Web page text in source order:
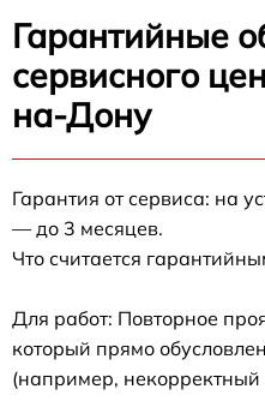
Гарантийные
сервисного
на-Дону
Гарантия от сервиса: на
— до 3 месяцев.
Что считается
Для работ: Повторное
который прямо
(например, некорректный